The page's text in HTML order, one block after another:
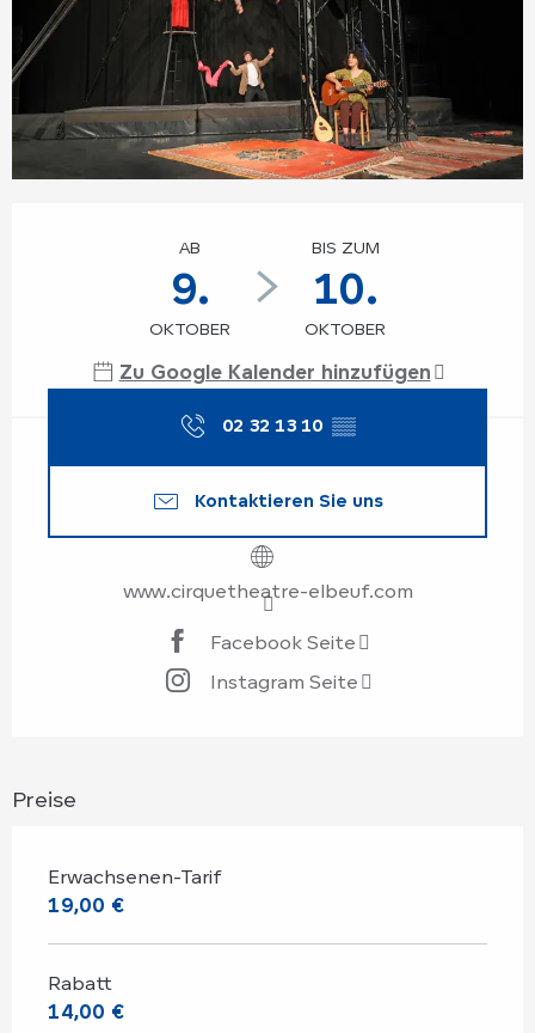
AB
9.
OKTOBER
BIS ZUM
10.
OKTOBER
Zu Google Kalender hinzufügen
02 32 13 10 ▒▒
Kontaktieren Sie uns
www.cirquetheatre-elbeuf.com
Facebook Seite
Instagram Seite
Preise
Erwachsenen-Tarif
19,00 €
Rabatt
14,00 €